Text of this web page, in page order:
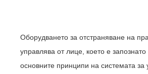
Оборудването за отстраняване на
управлява от лице, което е запознато
основните принципи на системата за